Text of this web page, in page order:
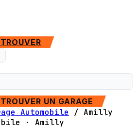
TROUVER
TROUVER UN GARAGE
Automobile / Amilly
· Amilly